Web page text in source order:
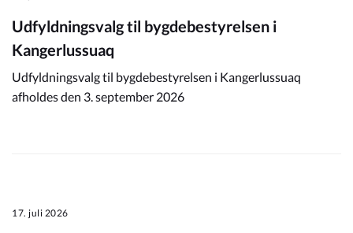
Udfyldningsvalg til bygdebestyrelsen i
Kangerlussuaq
Udfyldningsvalg til bygdebestyrelsen i Kangerlussuaq
afholdes den 3. september 2026
17. juli 2026